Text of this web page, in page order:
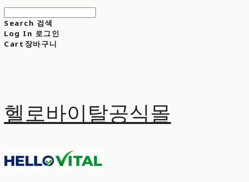
Search 검색
Log In 로그인
Cart 장바구니
헬로바이탈공식몰